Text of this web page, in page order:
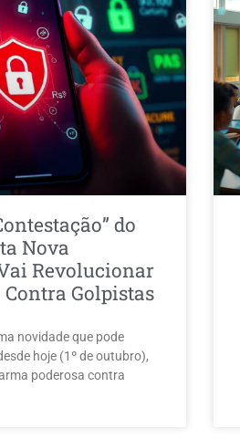
do
Nova
Revolucionar
Contra Golpistas
novidade que pode
hoje (1º de outubro),
poderosa contra